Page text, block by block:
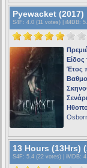
Pyewacket (2017)
S4F : 4.0 (11 votes) | iMDB:
Είδος
Έτος
13 Hours (13Hrs)
S4F : 5.4 (22 votes) | iMDB: